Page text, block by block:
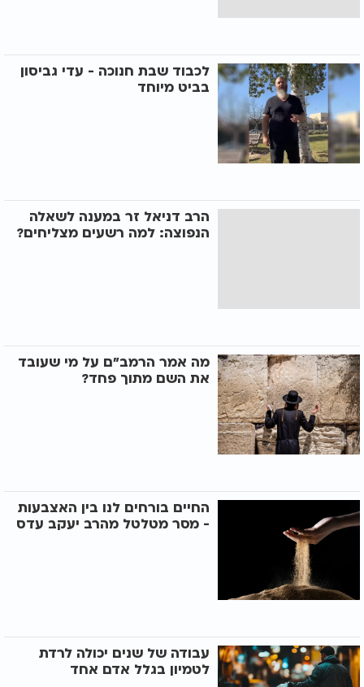
לכבוד שבת חנוכה - עדי גביסון
בביט מיוחד
הרב דניאל זר במענה לשאלה
הנפוצה: למה רשעים מצליחים?
מה אמר הרמב"ם על מי שעובד
את השם מתוך פחד?
החיים בורחים לנו בין האצבעות
- מסר מטלטל מהרב יעקב עדס
עבודה של שנים יכולה לרדת
לטמיון בגלל אדם אחד